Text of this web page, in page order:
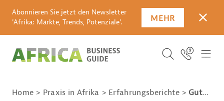
Abonnieren Sie jetzt den Newsletter
'Afrika: Märkte, Trends, Potenziale'.
MEHR
ICON
SUCHBEGRIFF
SUCHEN
Icon Link
Home Praxis in Afrika Erfahrungsberichte Guter Draht: Vertrieb deutscher Kabel über Portugal nach Afrika